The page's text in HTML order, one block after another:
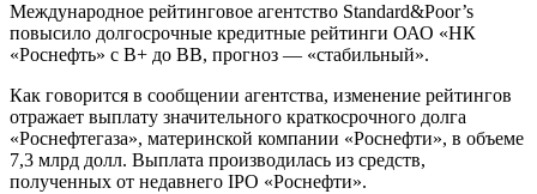
Международное рейтинговое агентство Standard&Poor’s
повысило долгосрочные кредитные рейтинги ОАО «НК
«Роснефть» с B+ до BB, прогноз — «стабильный».
Как говорится в сообщении агентства, изменение рейтингов
отражает выплату значительного краткосрочного долга
«Роснефтегаза», материнской компании «Роснефти», в объеме
7,3 млрд долл. Выплата производилась из средств,
полученных от недавнего IPO «Роснефти».